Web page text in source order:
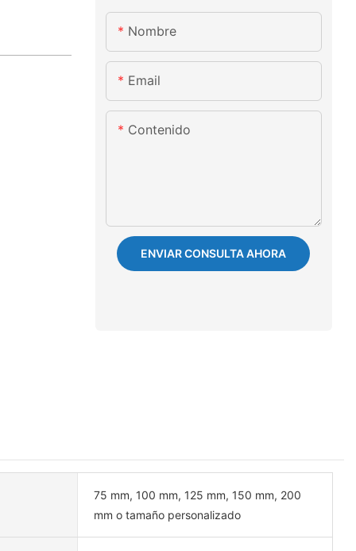
Nombre
Email
Contenido
ENVIAR CONSULTA AHORA
75 mm, 100 mm, 125 mm, 150 mm, 200
mm o tamaño personalizado